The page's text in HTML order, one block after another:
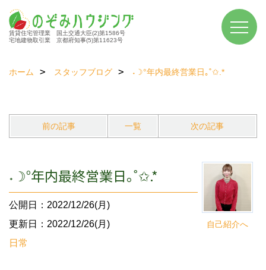
賃貸住宅管理業 国土交通大臣(2)第1586号
宅地建物取引業 京都府知事(5)第11623号
ホーム スタッフブログ ˖☽°年内最終営業日｡˚✩.*
前の記事 一覧 次の記事
自己紹介へ
˖☽°年内最終営業日｡˚✩.*
公開日：2022/12/26(月)
更新日：2022/12/26(月)
日常